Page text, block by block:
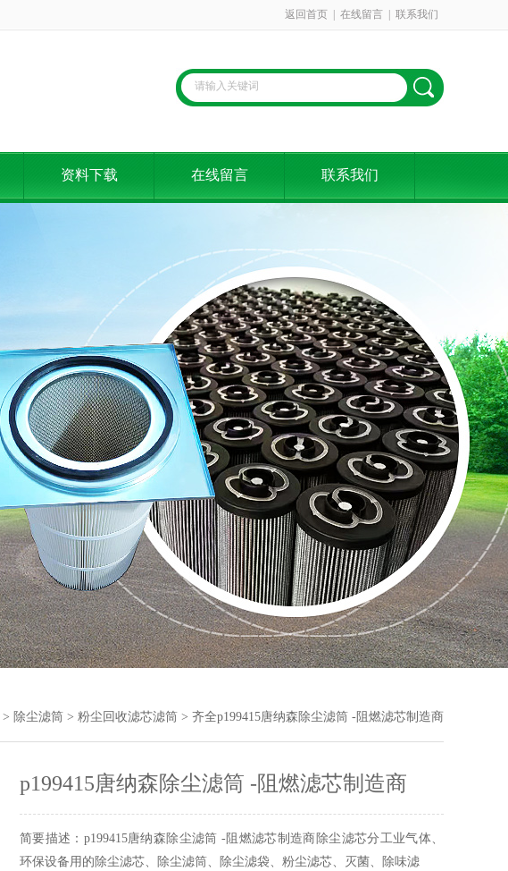
返回首页 在线留言 联系我们
资料下载 在线留言 联系我们
> 除尘滤筒 > 粉尘回收滤芯滤筒 > 齐全p199415唐纳森除尘滤筒 -阻燃滤芯制造商
p199415唐纳森除尘滤筒 -阻燃滤芯制造商
简要描述：p199415唐纳森除尘滤筒 -阻燃滤芯制造商除尘滤芯分工业气体、
环保设备用的除尘滤芯、除尘滤筒、除尘滤袋、粉尘滤芯、灭菌、除味滤